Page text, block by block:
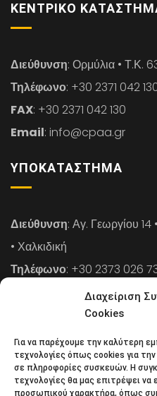
Διαχείριση
Cookies
Για να παρέχουμε την καλύτερη
τεχνολογίες όπως cookies για
σε πληροφορίες συσκευών. Η
τεχνολογίες θα μας επιτρέψει
προσωπικού χαρακτήρα, όπως
ΚΕΝΤΡΙΚΌ
Διεύθυνση: Ορμύλια • Τ.Κ.
Τηλέφωνο: +30 2371 042
FAX: +30 2371 042 130
Email: info@cpaa.gr
ΥΠΟΚΑΤΆΣΤΗΜΑ
Διεύθυνση: Αγ. Γεωργίου
• Χαλκιδική
Τηλέφωνο: +30 2373 026
: +30 2373 026 739
: info@cpaa.gr
NEWSLETTER